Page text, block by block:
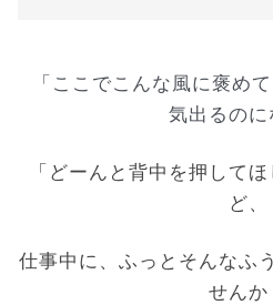
「ここでこんな風に褒め
気出るのに
「どーんと背中を押して
ど、
仕事中に、ふっとそんなふ
せんか